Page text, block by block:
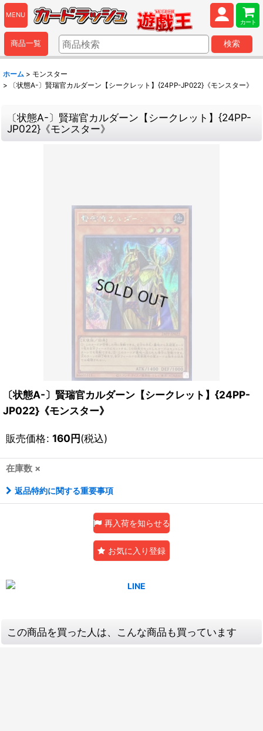
MENU
カート
商品一覧 検索
ホーム > モンスター
>
〔状態A-〕賢瑞官カルダーン【シークレット】{24PP-JP022}《モンスター》
〔状態A-〕賢瑞官カルダーン【シークレット】{24PP-
JP022}《モンスター》
〔状態A-〕賢瑞官カルダーン【シークレット】{24PP-
JP022}《モンスター》
販売価格: 160円(税込)
在庫数 ×
返品特約に関する重要事項
再入荷を知らせる
お気に入り登録
この商品を買った人は、こんな商品も買っています